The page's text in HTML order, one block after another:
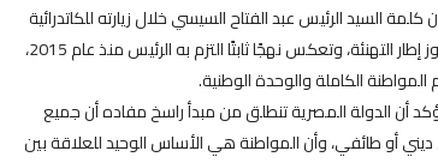
السيد الرئيس عبد الفتاح السيسي خلال زيارته للكاتدرائية
ميلاد المسيح في قداس عيد الميلاد المجيد تحمل دلالات عميقة تتجاوز إطار التهنئة، وتعكس نهجًا ثابتًا التزم به الرئيس منذ عام 2015،
الكاملة والوحدة الوطنية.
أن الدولة المصرية تنطلق من مبدأ راسخ مفاده أن جميع
أو طائفي، وأن المواطنة هي الأساس الوحيد للعلاقة بين